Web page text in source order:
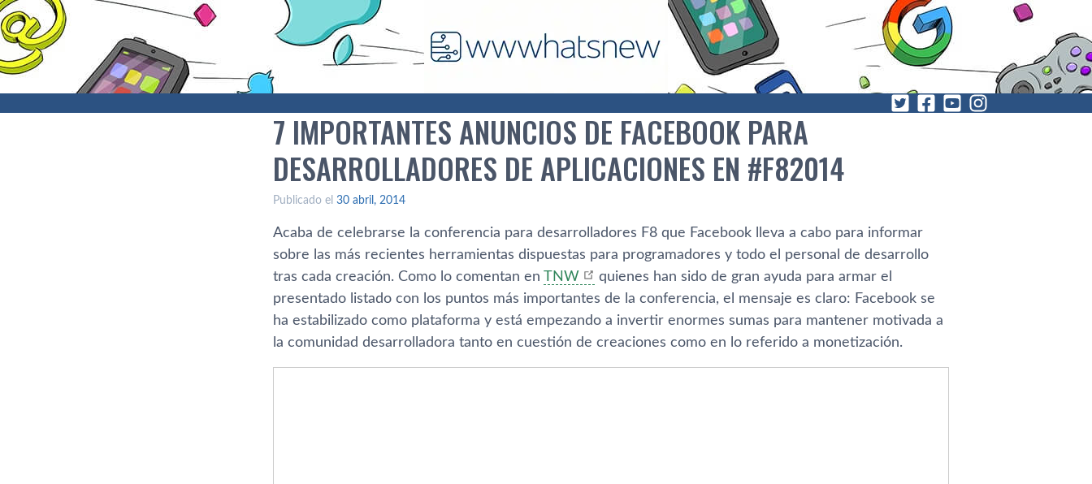
7 IMPORTANTES ANUNCIOS DE FACEBOOK PARA
DESARROLLADORES DE APLICACIONES EN #F82014
Publicado el 30 abril, 2014
Acaba de celebrarse la conferencia para desarrolladores F8 que Facebook lleva a cabo para informar
sobre las más recientes herramientas dispuestas para programadores y todo el personal de desarrollo
tras cada creación. Como lo comentan en TNW
quienes han sido de gran ayuda para armar el
presentado listado con los puntos más importantes de la conferencia, el mensaje es claro: Facebook se
ha estabilizado como plataforma y está empezando a invertir enormes sumas para mantener motivada a
la comunidad desarrolladora tanto en cuestión de creaciones como en lo referido a monetización.